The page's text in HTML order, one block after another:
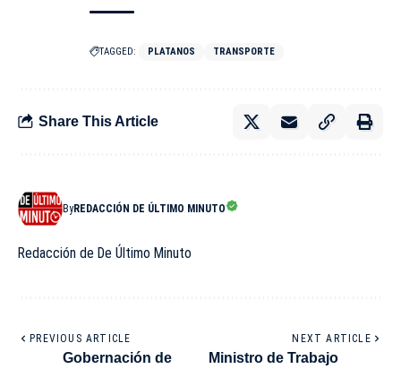
TAGGED: PLATANOS TRANSPORTE
Share This Article
ByREDACCIÓN DE ÚLTIMO MINUTO
Redacción de De Último Minuto
PREVIOUS ARTICLE
Gobernación de
NEXT ARTICLE
Ministro de Trabajo